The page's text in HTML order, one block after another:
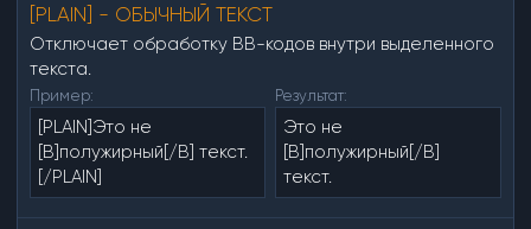
[PLAIN] - ОБЫЧНЫЙ ТЕКСТ
Отключает обработку BB-кодов внутри выделенного
текста.
Пример:
[PLAIN]Это не
[B]полужирный[/B] текст.
[/PLAIN]
Результат:
Это не
[B]полужирный[/B]
текст.